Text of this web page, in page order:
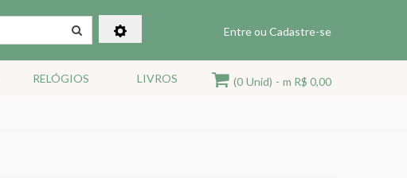
Entre ou Cadastre-se
RELÓGIOS LIVROS (0 Unid) - m R$ 0,00